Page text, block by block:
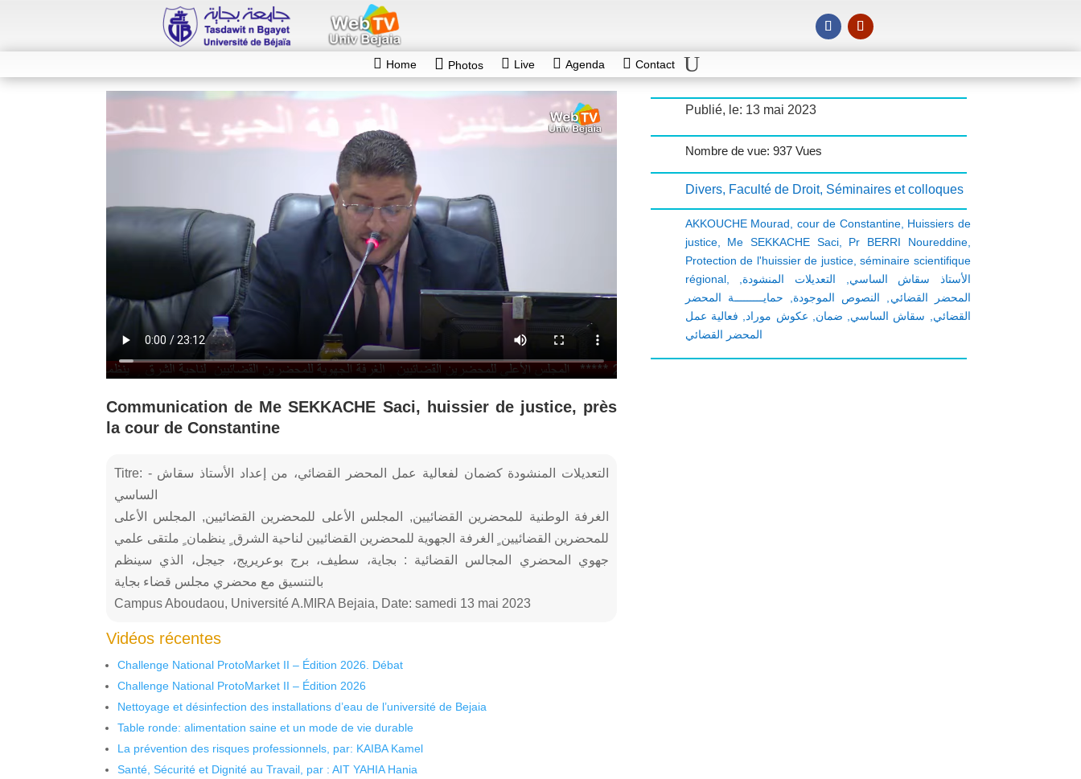
Home Photos Live Agenda Contact
Communication de Me SEKKACHE Saci, huissier de justice, près
la cour de Constantine
Titre: - التعديلات المنشودة كضمان لفعالية عمل المحضر القضائي، من إعداد الأستاذ سقاش
الساسي
الغرفة الوطنية للمحضرين القضائيين, المجلس الأعلى للمحضرين القضائيين, المجلس الأعلى
للمحضرين القضائيين ٍ الغرفة الجهوية للمحضرين القضائيين لناحية الشرق ٍ ينظمان ٍ ملتقى علمي
جهوي المحضري المجالس القضائية : بجاية، سطيف، برج بوعريريج، جيجل، الذي سينظم
بالتنسيق مع محضري مجلس قضاء بجاية
Campus Aboudaou, Université A.MIRA Bejaia, Date: samedi 13 mai 2023
Vidéos récentes
Challenge National ProtoMarket II – Édition 2026. Débat
Challenge National ProtoMarket II – Édition 2026
Nettoyage et désinfection des installations d’eau de l’université de Bejaia
Table ronde: alimentation saine et un mode de vie durable
La prévention des risques professionnels, par: KAIBA Kamel
Santé, Sécurité et Dignité au Travail, par : AIT YAHIA Hania
Publié, le: 13 mai 2023
Nombre de vue: 937 Vues
Divers, Faculté de Droit, Séminaires et colloques
AKKOUCHE Mourad, cour de Constantine, Huissiers de
justice, Me SEKKACHE Saci, Pr BERRI Noureddine,
Protection de l'huissier de justice,séminaire scientifique
régional, الأستاذ سقاش الساسي, التعديلات المنشودة,
المحضر القضائي, النصوص الموجودة, حمايـــــــــة المحضر
القضائي, سقاش الساسي, ضمان, عكوش موراد, فعالية عمل
المحضر القضائي